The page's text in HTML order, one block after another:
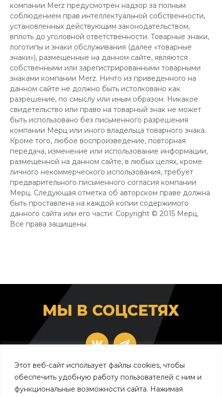
Этот веб-сайт использует файлы cookies, чтобы
обеспечить удобную работу пользователей с ним и
функциональные возможности сайта. Нажимая
компании Merz предусмотрен надзор за полным
соблюдением прав интеллектуальной собственности,
установленных действующим законодательством,
вплоть до уголовной ответственности. Товарные знаки,
логотипы и знаки обслуживания (далее «товарные
знаки»), размещенные на данном сайте, являются
собственными или зарегистрированными товарными
знаками компании Merz. Ничто из приведенного на
данном сайте не должно быть истолковано как
разрешение, по смыслу или иным образом. Никакое
свидетельство или право на товарный знак не может
быть использовано без письменного разрешения
компании Мерц или иного владельца товарного знака.
Кроме того, любое воспроизведение, повторная
передача, изменение или использование информации,
размещенной на данном сайте, в любых целях, кроме
личного некоммерческого использования, требует
предварительного письменного согласия компании
Мерц. Следующая отметка об авторском праве должна
быть проставлена на каждой копии содержимого
данного сайта или его части: Copyright © 2015 Мерц.
Все права защищены.
МЫ В СОЦСЕТЯХ
beloteromerz.ru radiesse.ru